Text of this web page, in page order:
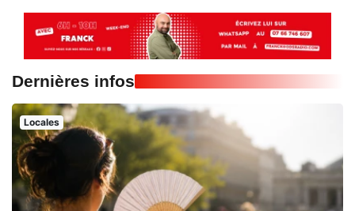
Dernières infos
Locales